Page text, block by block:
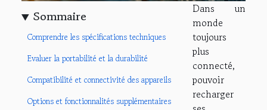
Sommaire
Comprendre les spécifications techniques
Evaluer la portabilité et la durabilité
Compatibilité et connectivité des appareils
Options et fonctionnalités supplémentaires
Dans un
monde
toujours
plus
connecté,
pouvoir
recharger